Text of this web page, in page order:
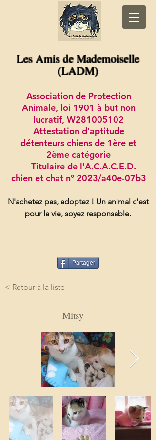
Les Amis de Mademoiselle
(LADM)
Association de Protection
Animale, loi 1901 à but non
lucratif, W281005102
Attestation d'aptitude
détenteurs chiens de 1ère et
2ème catégorie
Titulaire de l'A.C.A.C.E.D.
chien et chat n° 2023/a40e-07b3
N'achetez pas, adoptez ! Un animal c'est
pour la vie, soyez responsable.
Partager
< Retour à la liste
Mitsy